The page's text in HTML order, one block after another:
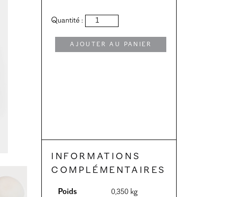
quantité
de
estampé
Quantité :
Ajouter au panier
Informations
complémentaires
Poids 0,350 kg